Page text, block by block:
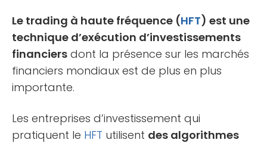
Le trading à haute fréquence (HFT) est une
technique d’exécution d’investissements
financiers dont la présence sur les marchés
financiers mondiaux est de plus en plus
importante.
Les entreprises d’investissement qui
pratiquent le HFT utilisent des algorithmes